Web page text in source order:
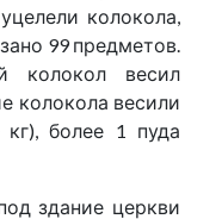
колокола,
99 предметов.
колокол весил
колокола весили
более 1 пуда
здание церкви